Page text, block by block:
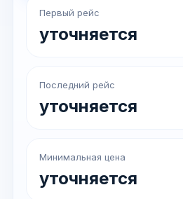
Первый рейс
уточняется
Последний рейс
уточняется
Минимальная цена
уточняется